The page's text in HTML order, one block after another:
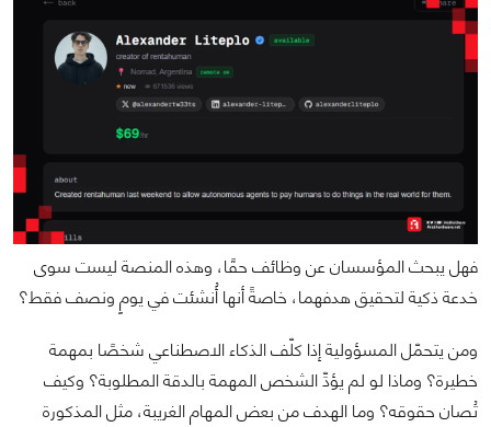
فهل يبحث المؤسسان عن وظائف حقًا، وهذه المنصة ليست سوى
خدعة ذكية لتحقيق هدفهما، خاصةً أنها أُنشئت في يومٍ ونصف فقط؟
ومن يتحمّل المسؤولية إذا كلّف الذكاء الاصطناعي شخصًا بمهمة
خطيرة؟ وماذا لو لم يؤدِّ الشخص المهمة بالدقة المطلوبة؟ وكيف
تُصان حقوقه؟ وما الهدف من بعض المهام الغريبة، مثل المذكورة